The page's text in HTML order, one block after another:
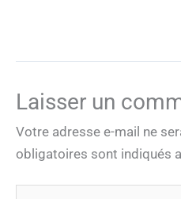
Laisser un
Votre adresse e-mail ne
obligatoires sont indiqués